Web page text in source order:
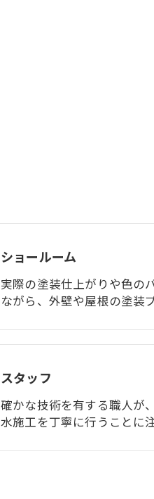
ショールーム
実際の塗装仕上がりや色の
ながら、外壁や屋根の塗装
スタッフ
確かな技術を有する職人が
水施工を丁寧に行うことに